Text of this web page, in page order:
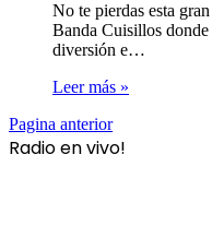
No te pierdas esta
Banda Cuisillos
diversión e…
Leer más »
Pagina anterior
Radio en vivo!